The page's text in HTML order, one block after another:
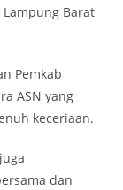
Barat
Pemkab
ASN yang
keceriaan.
dan